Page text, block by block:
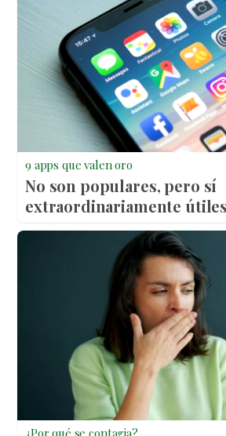
9 apps que valen oro
No son populares, pero sí
extraordinariamente útiles